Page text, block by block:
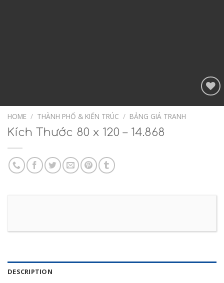
Add to
HOME / THÀNH PHỐ & KIẾN TRÚC / BẢNG GIÁ TRANH
Kích Thước 80 x 120 – 14.868
DESCRIPTION